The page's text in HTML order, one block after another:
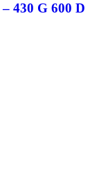
430 G 600 D